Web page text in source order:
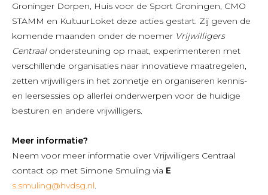
Groninger Dorpen, Huis voor de Sport Groningen, CMO
STAMM en KultuurLoket deze acties gestart. Zij geven de
komende maanden onder de noemer Vrijwilligers
Centraalondersteuning op maat, experimenteren met
verschillende organisaties naar innovatieve maatregelen,
zetten vrijwilligers in het zonnetje en organiseren kennis-
en leersessies op allerlei onderwerpen voor de huidige
besturen en andere vrijwilligers.
Meer informatie?
Neem voor meer informatie over Vrijwilligers Centraal
contact op met Simone Smuling via E
s.smuling@hvdsg.nl.